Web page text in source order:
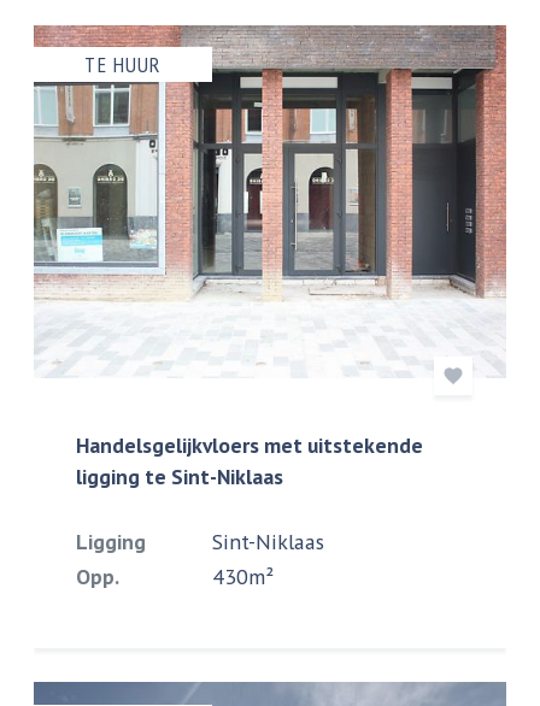
TE HUUR
Handelsgelijkvloers met uitstekende
ligging te Sint-Niklaas
Ligging
Sint-Niklaas
Opp.
430m²